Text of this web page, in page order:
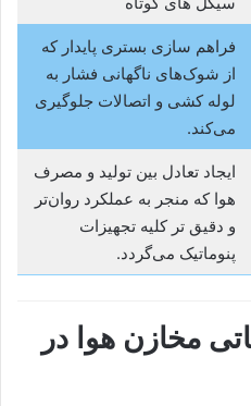
فراهم‌ سازی بستری پایدار که
از شوک‌های ناگهانی فشار به
لوله‌ کشی و اتصالات جلوگیری
می‌کند.
ایجاد تعادل بین تولید و مصرف
هوا که منجر به عملکرد روان‌تر
و دقیق‌ تر کلیه تجهیزات
پنوماتیک می‌گردد.
مخازن هوا در